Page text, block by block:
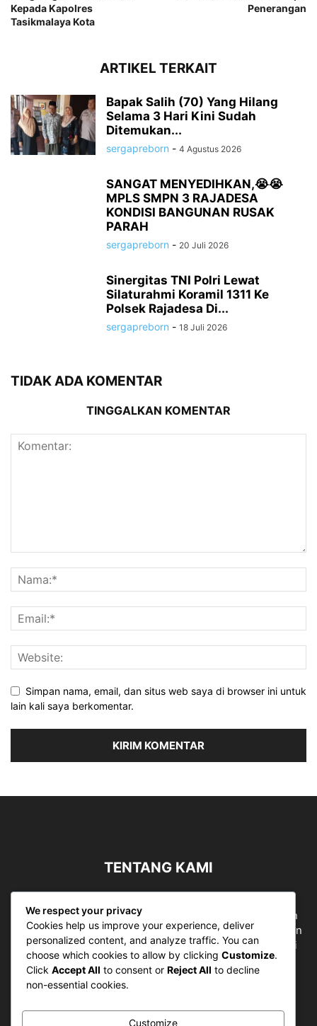
Kepada Kapolres
Tasikmalaya Kota
Penerangan
ARTIKEL TERKAIT
Bapak Salih (70) Yang Hilang
Selama 3 Hari Kini Sudah
Ditemukan...
sergapreborn - 4 Agustus 2026
SANGAT MENYEDIHKAN,😭😭
MPLS SMPN 3 RAJADESA
KONDISI BANGUNAN RUSAK
PARAH
sergapreborn - 20 Juli 2026
Sinergitas TNI Polri Lewat
Silaturahmi Koramil 1311 Ke
Polsek Rajadesa Di...
sergapreborn - 18 Juli 2026
TIDAK ADA KOMENTAR
TINGGALKAN KOMENTAR
Simpan nama, email, dan situs web saya di browser ini untuk
lain kali saya berkomentar.
TENTANG KAMI
bergerak di ruang jurnalistik, sebagai entitas pemberian
ruang Publik, Media merupakan literasi mutlak diperlukan
sebagai kemampuan dasar berpikir kritis untuk hidup di
abad informasi.
Hubungi kami:
We respect your privacy
Cookies help us improve your experience, deliver
personalized content, and analyze traffic. You can
choose which cookies to allow by clicking Customize.
Click Accept All to consent or Reject All to decline
non-essential cookies.
Customize